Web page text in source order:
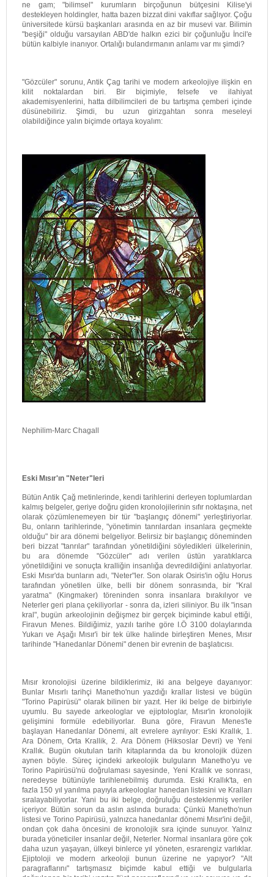
ne gam; "bilimsel" kurumların birçoğunun bütçesini Kilise'yi
destekleyen holdingler, hatta bazen bizzat dini vakıflar sağlıyor. Çoğu
üniversitede kürsü başkanları arasında en az bir musevi var. Bilimin
"beşiği" olduğu varsayılan ABD'de halkın ezici bir çoğunluğu İncil'e
bütün kalbiyle inanıyor. Ortalığı bulandırmanın anlamı var mı şimdi?
"Gözcüler" sorunu, Antik Çag tarihi ve modern arkeolojiye ilişkin en
kilit noktalardan biri. Bir biçimiyle, felsefe ve ilahiyat
akademisyenlerini, hatta dilbilimcileri de bu tartışma çemberi içinde
düsünebiliriz. Şimdi, bu uzun girizgahtan sonra meseleyi
olabildiğince yalın biçimde ortaya koyalım:
Nephilim-Marc Chagall
Eski Mısır'ın "Neter"leri
Bütün Antik Çağ metinlerinde, kendi tarihlerini derleyen toplumlardan
kalmış belgeler, geriye doğru giden kronolojilerinin sıfır noktaşına, net
olarak çözümlenemeyen bir tür "başlangıç dönemi" yerleştiriyorlar.
Bu, onların tarihlerinde, "yönetimin tanrılardan insanlara geçmekte
olduğu" bir ara dönemi belgeliyor. Belirsiz bir başlangıç döneminden
beri bizzat "tanrılar" tarafından yönetildiğini söyledikleri ülkelerinin,
bu ara dönemde "Gözcüler" adı verilen üstün yaratıklarca
yönetildiğini ve sonuçta kralliğin insanlığa devredildiğini anlatıyorlar.
Eski Mısır'da bunların adı, "Neter"ler. Son olarak Osiris'in oğlu Horus
tarafından yönetilen ülke, belli bir dönem sonrasında, bir "Kral
yaratma" (Kingmaker) töreninden sonra insanlara bırakılıyor ve
Neterler geri plana çekiliyorlar - sonra da, izleri siliniyor. Bu ilk "insan
kral", bugün arkeolojinin değişmez bir gerçek biçiminde kabul ettiği,
Firavun Menes. Bildiğimiz, yazılı tarihe göre I.Ö 3100 dolaylarında
Yukarı ve Aşağı Mısır'i bir tek ülke halinde birleştiren Menes, Mısır
tarihinde "Hanedanlar Dönemi" denen bir evrenin de başlatıcısı.
Mısır kronolojisi üzerine bildiklerimiz, iki ana belgeye dayanıyor:
Bunlar Mısırlı tarihçi Manetho'nun yazdığı krallar listesi ve bügün
"Torino Papirüsü" olarak bilinen bir yazıt. Her iki belge de birbiriyle
uyumlu. Bu sayede arkeologlar ve ejiptologlar, Mısır'in kronolojik
gelişimini formüle edebiliyorlar. Buna göre, Firavun Menes'le
başlayan Hanedanlar Dönemi, alt evrelere ayrılıyor: Eski Krallık, 1.
Ara Dönem, Orta Krallik, 2. Ara Dönem (Hiksoslar Devri) ve Yeni
Krallık. Bugün okutulan tarih kitaplarında da bu kronolojik düzen
aynen böyle. Süreç içindeki arkeolojik bulguların Manetho'yu ve
Torino Papirüsü'nü doğrulaması sayesinde, Yeni Krallık ve sonrası,
neredeyse bütünüyle tarihlenebilmiş durumda. Eski Krallık'ta, en
fazla 150 yıl yanılma payıyla arkeologlar hanedan listesini ve Kralları
sıralayabiliyorlar. Yani bu iki belge, doğruluğu desteklenmiş veriler
içeriyor. Bütün sorun da aslın aslında burada: Çünkü Manetho'nun
listesi ve Torino Papirüsü, yalnızca hanedanlar dönemi Mısır'ini değil,
ondan çok daha öncesini de kronolojik sıra içinde sunuyor. Yalnız
burada yöneticiler insanlar değil, Neterler. Normal insanlara göre çok
daha uzun yaşayan, ülkeyi binlerce yıl yöneten, esrarengiz varlıklar.
Ejiptoloji ve modern arkeoloji bunun üzerine ne yapıyor? "Alt
paragraflarını" tartışmasız biçimde kabul ettiği ve bulgularla